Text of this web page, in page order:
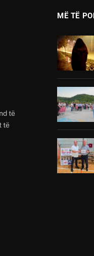
të
të
MË TË